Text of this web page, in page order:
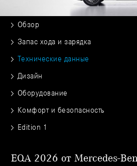
Обзор
Запас хода и зарядка
Технические данные
Дизайн
Оборудование
Комфорт и безопасность
Edition 1
EQA 2026 от Mercedes-